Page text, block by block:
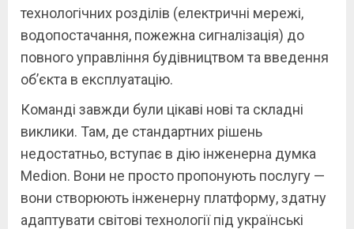
технологічних розділів (електричні мережі,
водопостачання, пожежна сигналізація) до
повного управління будівництвом та введення
об’єкта в експлуатацію.
Команді завжди були цікаві нові та складні
виклики. Там, де стандартних рішень
недостатньо, вступає в дію інженерна думка
Medion. Вони не просто пропонують послугу —
вони створюють інженерну платформу, здатну
адаптувати світові технології під українські